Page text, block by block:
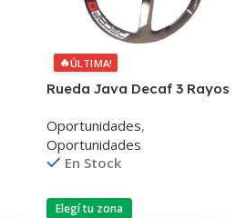
🔥ÚLTIMA!
Rueda Java Decaf 3 Rayos
Oportunidades,
Oportunidades
En Stock
Elegí tu zona